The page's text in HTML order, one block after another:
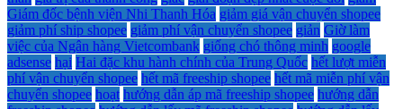
Giám đốc bệnh viện Nhi Thanh Hóa giảm giá vận chuyển shopee
giảm phí ship shopee giảm phí vận chuyển shopee giản Giờ làm
việc của Ngân hàng Vietcombank giống chó thông minh google
adsense hại Hai đặc khu hành chính của Trung Quốc hết lượt miễn
phí vận chuyển shopee hết mã freeship shopee hết mã miễn phí vận
chuyển shopee hoạt hướng dẫn áp mã freeship shopee hướng dẫn